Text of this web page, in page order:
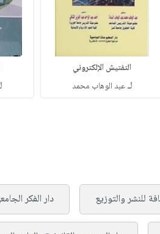
التفتيش الإلكتروني
لـعبد الوهاب محمد
للنشر والتوزيع دار الفكر